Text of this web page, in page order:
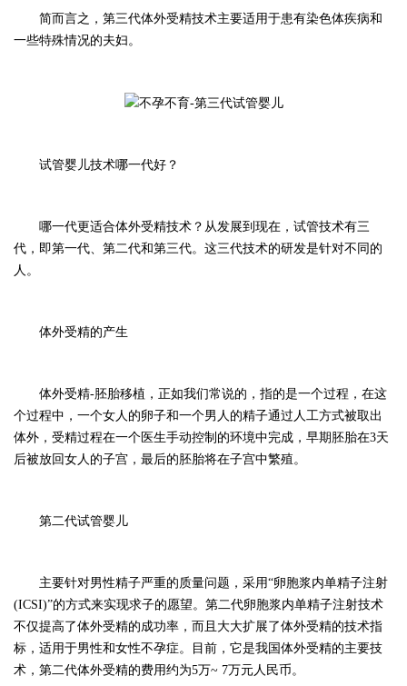
简而言之，第三代体外受精技术主要适用于患有染色体疾病和
一些特殊情况的夫妇。
试管婴儿技术哪一代好？
哪一代更适合体外受精技术？从发展到现在，试管技术有三
代，即第一代、第二代和第三代。这三代技术的研发是针对不同的
人。
体外受精的产生
体外受精-胚胎移植，正如我们常说的，指的是一个过程，在这
个过程中，一个女人的卵子和一个男人的精子通过人工方式被取出
体外，受精过程在一个医生手动控制的环境中完成，早期胚胎在3天
后被放回女人的子宫，最后的胚胎将在子宫中繁殖。
第二代试管婴儿
主要针对男性精子严重的质量问题，采用“卵胞浆内单精子注射
(ICSI)”的方式来实现求子的愿望。第二代卵胞浆内单精子注射技术
不仅提高了体外受精的成功率，而且大大扩展了体外受精的技术指
标，适用于男性和女性不孕症。目前，它是我国体外受精的主要技
术，第二代体外受精的费用约为5万~ 7万元人民币。